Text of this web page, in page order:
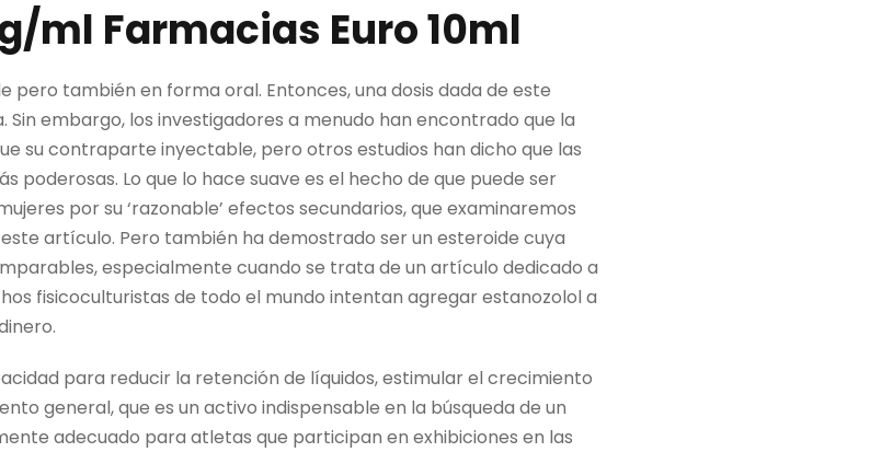
ml Farmacias Euro 10ml
pero también en forma oral. Entonces, una dosis dada de este
embargo, los investigadores a menudo han encontrado que la
su contraparte inyectable, pero otros estudios han dicho que las
poderosas. Lo que lo hace suave es el hecho de que puede ser
por su ‘razonable’ efectos secundarios, que examinaremos
artículo. Pero también ha demostrado ser un esteroide cuya
especialmente cuando se trata de un artículo dedicado a
fisicoculturistas de todo el mundo intentan agregar estanozolol a
para reducir la retención de líquidos, estimular el crecimiento
general, que es un activo indispensable en la búsqueda de un
adecuado para atletas que participan en exhibiciones en las